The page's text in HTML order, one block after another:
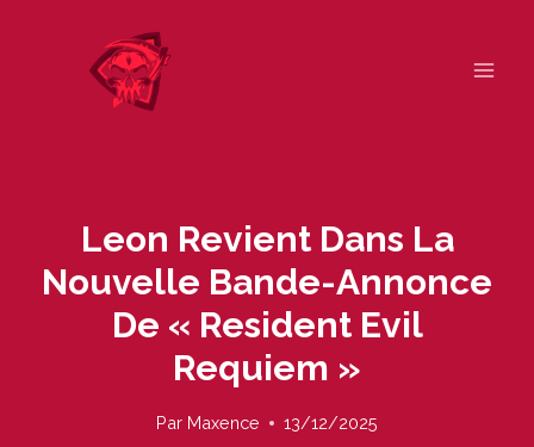
Leon Revient Dans La
Nouvelle Bande-Annonce
De « Resident Evil
Requiem »
Par Maxence 13/12/2025